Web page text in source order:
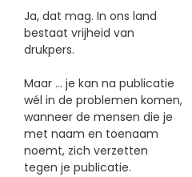
Ja, dat mag. In ons land
bestaat vrijheid van
drukpers.
Maar ... je kan na publicatie
wél in de problemen komen,
wanneer de mensen die je
met naam en toenaam
noemt, zich verzetten
tegen je publicatie.